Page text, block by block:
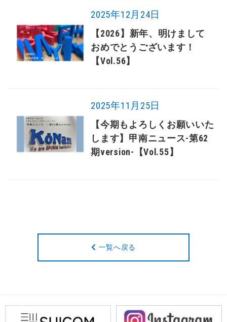
2025年12月24日
【2026】新年、明けまして
おめでとうございます！
【Vol.56】
2025年11月25日
【今期もよろしくお願いいた
します】甲南ニュース-第62
期version-【Vol.55】
一覧へ戻る